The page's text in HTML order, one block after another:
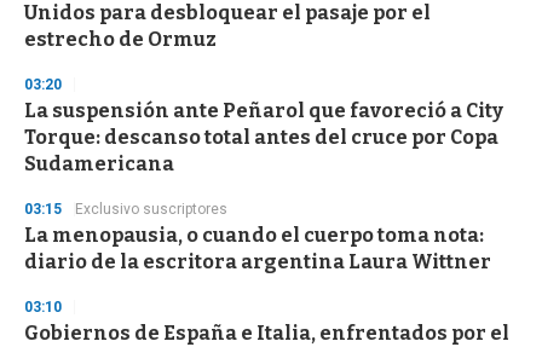
Unidos para desbloquear el pasaje por el
estrecho de Ormuz
03:20
La suspensión ante Peñarol que favoreció a City
Torque: descanso total antes del cruce por Copa
Sudamericana
03:15 Exclusivo suscriptores
La menopausia, o cuando el cuerpo toma nota:
diario de la escritora argentina Laura Wittner
03:10
Gobiernos de España e Italia, enfrentados por el